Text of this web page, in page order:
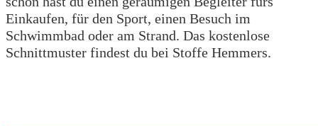
Einkaufen, für den Sport, einen Besuch im
Schwimmbad oder am Strand. Das kostenlose
Schnittmuster findest du bei Stoffe Hemmers.